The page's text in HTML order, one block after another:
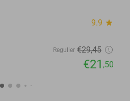
9.9 star
Regulier €29,45
€21 ,50